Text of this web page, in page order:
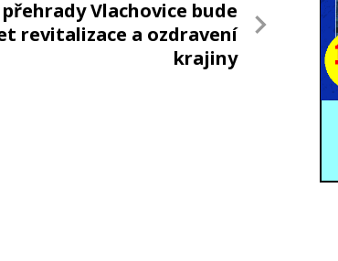
Vlachovice bude
revitalizace a ozdravení
krajiny